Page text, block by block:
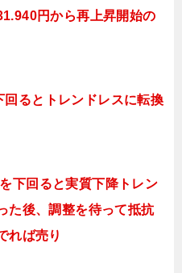
円から再上昇開始の
るとトレンドレスに転換
下回ると実質下降トレン
た後、調整を待って抵抗
れば売り